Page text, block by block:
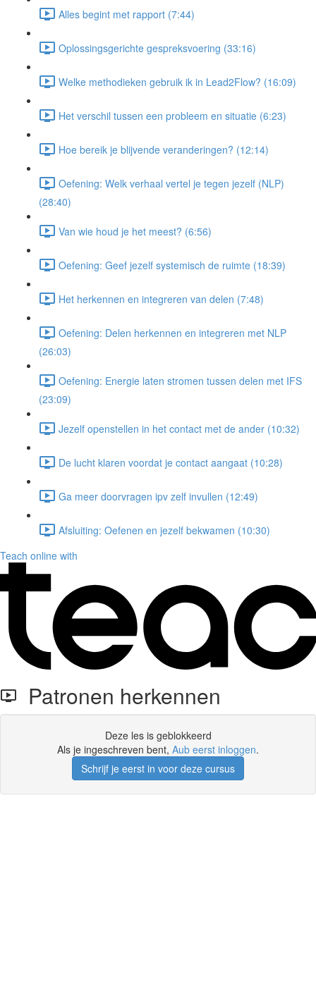
Alles begint met rapport (7:44)
Oplossingsgerichte gespreksvoering (33:16)
Welke methodieken gebruik ik in Lead2Flow? (16:09)
Het verschil tussen een probleem en situatie (6:23)
Hoe bereik je blijvende veranderingen? (12:14)
Oefening: Welk verhaal vertel je tegen jezelf (NLP)
(28:40)
Van wie houd je het meest? (6:56)
Oefening: Geef jezelf systemisch de ruimte (18:39)
Het herkennen en integreren van delen (7:48)
Oefening: Delen herkennen en integreren met NLP
(26:03)
Oefening: Energie laten stromen tussen delen met IFS
(23:09)
Jezelf openstellen in het contact met de ander (10:32)
De lucht klaren voordat je contact aangaat (10:28)
Ga meer doorvragen ipv zelf invullen (12:49)
Afsluiting: Oefenen en jezelf bekwamen (10:30)
Teach online with
Patronen herkennen
Deze les is geblokkeerd
Als je ingeschreven bent, Aub eerst inloggen.
Schrijf je eerst in voor deze cursus